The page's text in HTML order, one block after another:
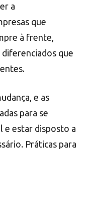
a
que
à frente,
que
e as
para se
e estar disposto a
Práticas para